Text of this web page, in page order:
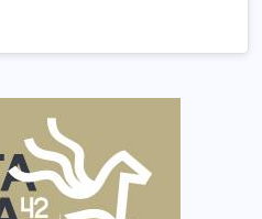
się na weekend z
Warszawskiego.